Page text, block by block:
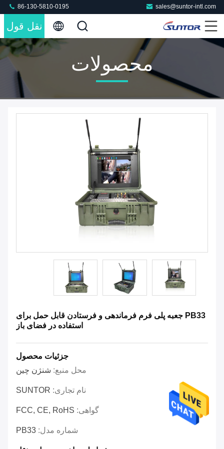
sales@suntor-intl.com
86-130-5810-0195
نقل قول
محصولات
PB33 جعبه پلی فرم فرماندهی و فرستادن قابل حمل برای
استفاده در فضای باز
جزئیات محصول
محل منبع: شنژن چین
نام تجاری: SUNTOR
گواهی: FCC, CE, RoHS
شماره مدل: PB33